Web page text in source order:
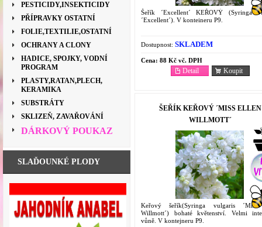
PESTICIDY,INSEKTICIDY
PŘÍPRAVKY OSTATNÍ
FOLIE,TEXTILIE,OSTATNÍ
OCHRANY A CLONY
HADICE, SPOJKY, VODNÍ
PROGRAM
PLASTY,RATAN,PLECH,
KERAMIKA
SUBSTRÁTY
SKLIZEŇ, ZAVAŘOVÁNÍ
DÁRKOVÝ POUKAZ
SLAĎOUNKÉ PLODY
Šeřík ´Excellent´ KEŘOVÝ (Syringa
´Excellent´). V konteineru P9.
Dostupnost: SKLADEM
Cena: 88 Kč vč. DPH
Koupit
Detail
ŠEŘÍK KEŘOVÝ ´MISS ELLEN
WILLMOTT´
Keřový šeřík(Syringa vulgaris ´Miss
Willmott´) bohaté květenství. Velmi
vůně. V kontejneru P9.